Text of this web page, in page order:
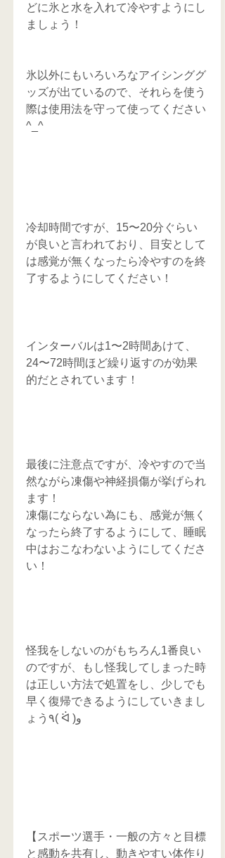
どに氷と水を入れて冷やすようにし
ましょう！
氷以外にもいろいろなアイシンググ
ッズが出ているので、それらを使う
際は使用法を守って使ってください
^_^
冷却時間ですが、15〜20分ぐらい
が良いと言われており、目安として
は感覚が無くなったら冷やすのを終
了するようにしてください！
インターバルは1〜2時間あけて、
24〜72時間ほど繰り返すのが効果
的だとされています！
最後に注意点ですが、冷やすので当
然ながら凍傷や神経損傷が挙げられ
ます！
凍傷にならない為にも、感覚が無く
なったら終了するようにして、睡眠
中はおこなわないようにしてくださ
い！
怪我をしないのがもちろん1番良い
のですが、もし怪我してしまった時
は正しい方法で処置をし、少しでも
早く復帰できるようにしていきまし
ょう٩( ᐛ )و
【スポーツ選手・一般の方々と目標
と感動を共有し、動きやすい体作り